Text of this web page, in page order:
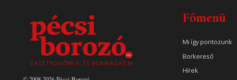
Főmenü
Mi így pontozunk
Borkereső
Hírek